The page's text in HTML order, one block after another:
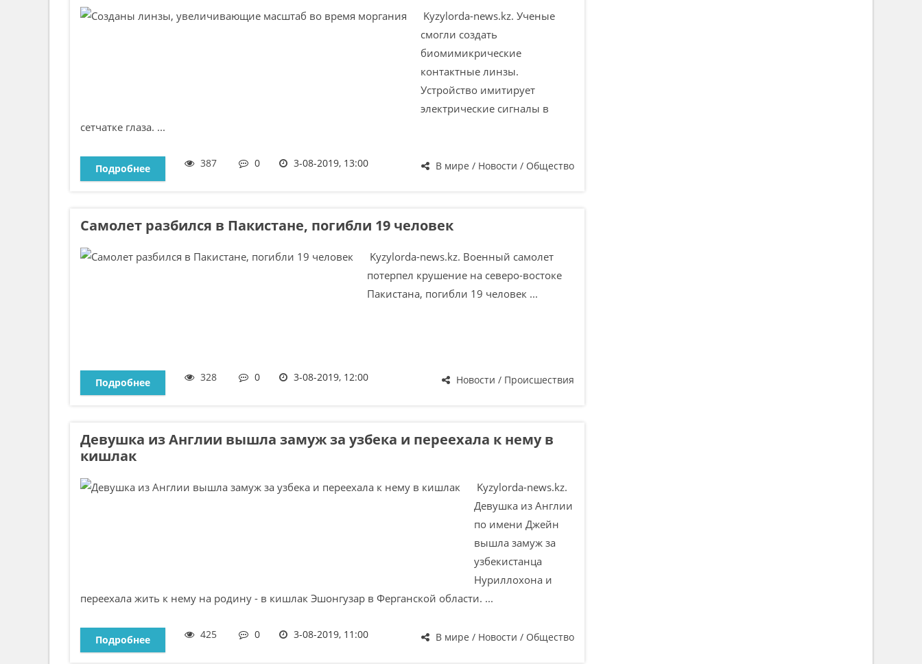
Kyzylorda-news.kz. Ученые
смогли создать
биомимикрические
контактные линзы.
Устройство имитирует
электрические сигналы в
сетчатке глаза. ...
В мире / Новости / Общество
Подробнее 387 0 3-08-2019, 13:00
Самолет разбился в Пакистане, погибли 19 человек
Kyzylorda-news.kz. Военный самолет
потерпел крушение на северо-востоке
Пакистана, погибли 19 человек ...
Новости / Происшествия
Подробнее 328 0 3-08-2019, 12:00
Девушка из Англии вышла замуж за узбека и переехала к нему в
кишлак
Kyzylorda-news.kz.
Девушка из Англии
по имени Джейн
вышла замуж за
узбекистанца
Нуриллохона и
переехала жить к нему на родину - в кишлак Эшонгузар в Ферганской области. ...
В мире / Новости / Общество
Подробнее 425 0 3-08-2019, 11:00